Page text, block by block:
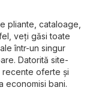
pliante, cataloage,
veți găsi toate
într-un singur
Datorită site-
recente oferte și
economisi bani.